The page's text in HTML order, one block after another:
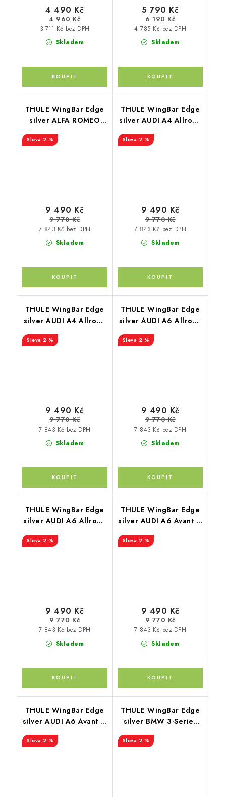
Skladem
3 711 Kč bez DPH
4 490 Kč
4 960 Kč
Skladem
4 785 Kč bez DPH
5 790 Kč
6 190 Kč
THULE WingBar Edge
silver ALFA ROMEO
Estate 06-11
2 %
Skladem
7 843 Kč bez DPH
9 490 Kč
9 770 Kč
THULE WingBar Edge
silver AUDI A4 Allroad
2 %
Skladem
7 843 Kč bez DPH
9 490 Kč
9 770 Kč
THULE WingBar Edge
silver AUDI A4 Allroad
2 %
Skladem
7 843 Kč bez DPH
9 490 Kč
9 770 Kč
THULE WingBar Edge
silver AUDI A6 Allroad
2 %
Skladem
7 843 Kč bez DPH
9 490 Kč
9 770 Kč
THULE WingBar Edge
silver AUDI A6 Allroad
5-dr Estate 06-
2 %
Skladem
7 843 Kč bez DPH
9 490 Kč
9 770 Kč
THULE WingBar Edge
silver AUDI A6 Avant 5-
dr Estate 94-97
2 %
Skladem
7 843 Kč bez DPH
9 490 Kč
9 770 Kč
THULE WingBar Edge
silver AUDI A6 Avant 5-
dr Estate 98-04
2 %
THULE WingBar Edge
silver BMW 3-Series
Touring 5-dr Estate 05-
2 %